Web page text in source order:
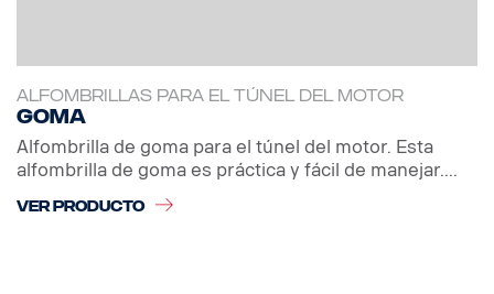
ALFOMBRILLAS PARA EL TÚNEL DEL MOTOR
Goma
Alfombrilla de goma para el túnel del motor. Esta
alfombrilla de goma es práctica y fácil de manejar....
VER PRODUCTO